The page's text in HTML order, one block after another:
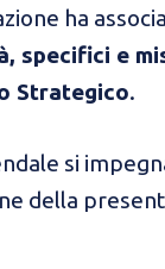
ha
specifici e
Strategico.
si
della